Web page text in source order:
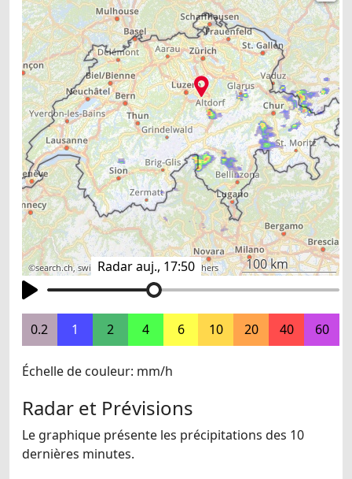
Radar auj., 17:50
©search.ch,swisstopo,OpenStreetMap,others 100 km
0.2 1 2 4 6 10 20 40 60
Échelle de couleur: mm/h
Radar et Prévisions
Le graphique présente les précipitations des 10
dernières minutes.